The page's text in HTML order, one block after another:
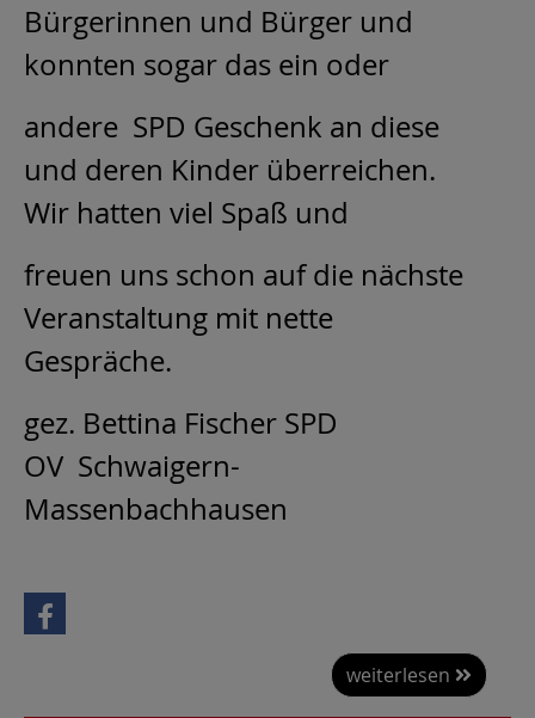
Bürgerinnen und Bürger und
konnten sogar das ein oder
andere SPD Geschenk an diese
und deren Kinder überreichen.
Wir hatten viel Spaß und
freuen uns schon auf die nächste
Veranstaltung mit nette
Gespräche.
gez. Bettina Fischer SPD
OV Schwaigern-
Massenbachhausen
weiterlesen